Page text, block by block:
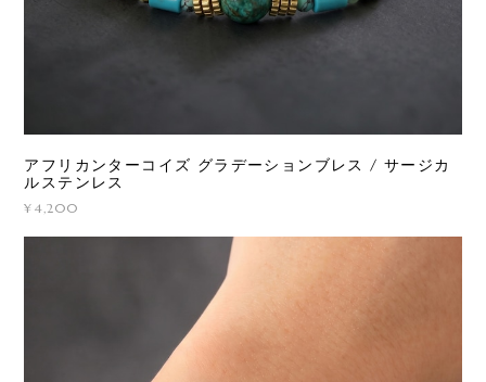
アフリカンターコイズ グラデーションブレス / サージカ
ルステンレス
¥4,200